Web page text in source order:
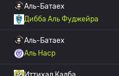
Аль-Батаех
Дибба Аль Фуджейра
Аль-Батаех
Аль Наср